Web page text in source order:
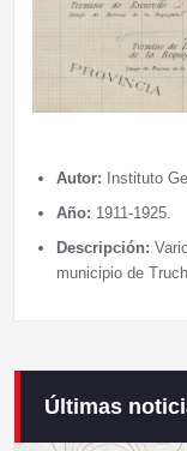
Autor: Instituto
Año: 1911-1925.
Descripción:
municipio de
Últimas